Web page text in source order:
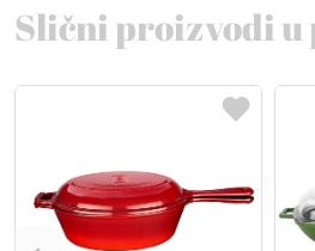
Slični proizvodi u